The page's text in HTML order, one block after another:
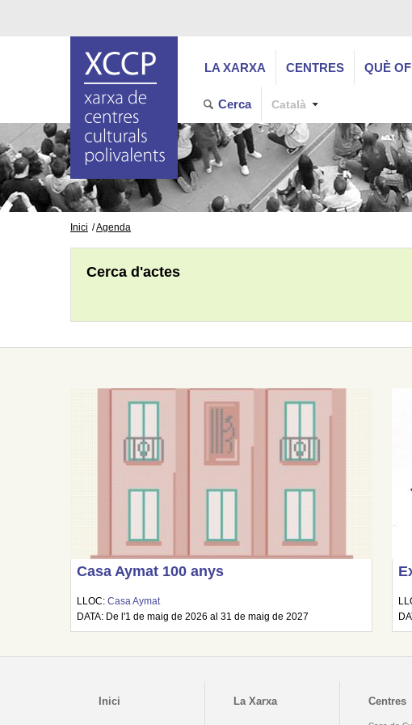
LA XARXA CENTRES QUÈ
Cerca Català
Inici Agenda
Cerca d'actes
Casa Aymat 100 anys
LLOC:Casa Aymat
DATA: De l'1 de maig de 2026 al 31 de maig de 2027
Inici La Xarxa Centres